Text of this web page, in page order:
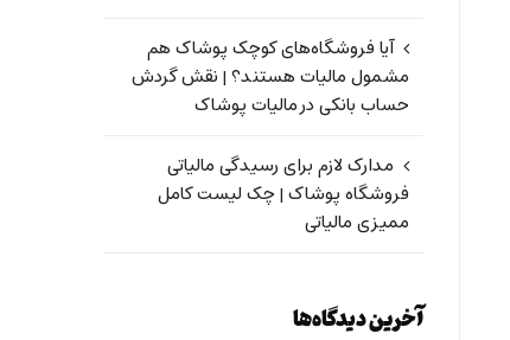
آیا فروشگاه‌های کوچک پوشاک هم
مشمول مالیات هستند؟ | نقش گردش
حساب بانکی در مالیات پوشاک
مدارک لازم برای رسیدگی مالیاتی
فروشگاه پوشاک | چک لیست کامل
ممیزی مالیاتی
آخرین دیدگاه‌ها